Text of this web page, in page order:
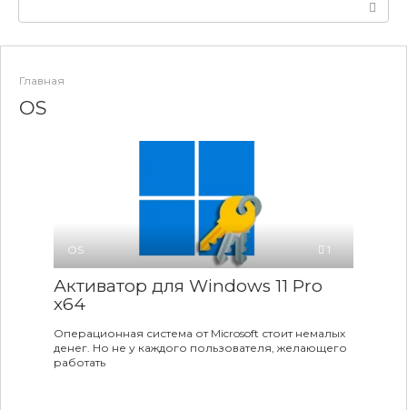
Главная
OS
OS 1
Активатор для Windows 11 Pro
х64
Операционная система от Microsoft стоит немалых
денег. Но не у каждого пользователя, желающего
работать